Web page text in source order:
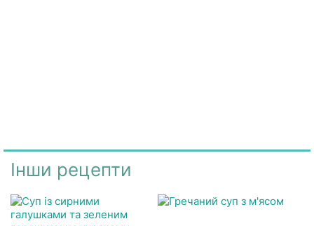
Інши рецепти